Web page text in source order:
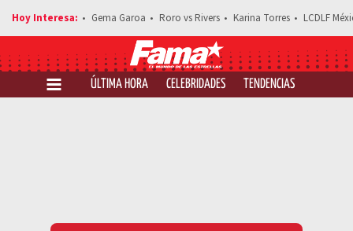
Gema Garoa Roro vs Rivers Karina Torres LCDLF
ÚLTIMA HORA CELEBRIDADES TENDENCIAS